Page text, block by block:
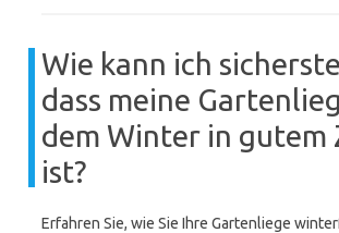
Wie kann ich
dass meine
dem Winter in gutem
ist?
Erfahren Sie, wie Sie Ihre Gartenliege